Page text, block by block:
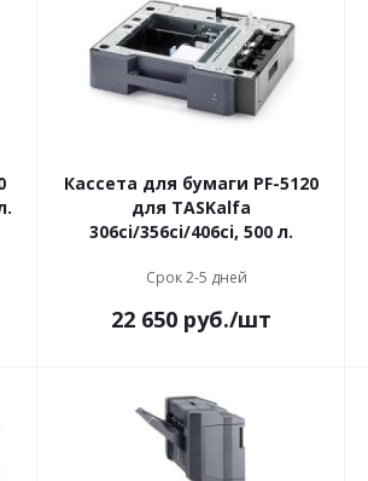
Кассета для бумаги PF-5120
для TASKalfa
306ci/356ci/406ci, 500 л.
Срок 2-5 дней
22 650 руб./шт